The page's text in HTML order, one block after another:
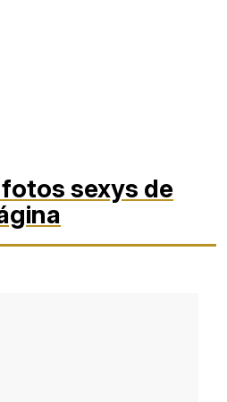
sexys de